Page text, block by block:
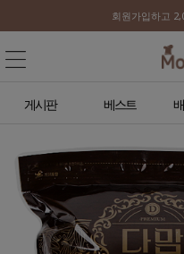
회원가입하고
게시판 베스트